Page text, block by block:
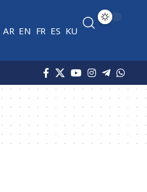
AR EN FR ES KU